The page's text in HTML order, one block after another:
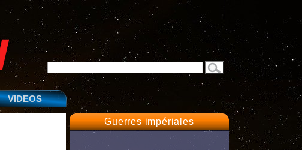
VIDEOS
Guerres impériales